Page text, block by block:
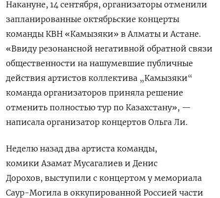
Накануне, 14 сентября, организаторы отменили
запланированные октябрьские концерты
команды КВН «Камызяки» в Алматы и Астане.
«Ввиду резонансной негативной обратной связи
общественности на нашумевшие публичные
действия артистов коллектива „Камызяки“
команда организаторов приняла решение
отменить полностью тур по Казахстану», —
написала организатор концертов Ольга Ли.
Неделю назад два артиста команды,
комики Азамат Мусагалиев и Денис
Дорохов, выступили с концертом у мемориала
Саур-Могила в оккупированной Россией части